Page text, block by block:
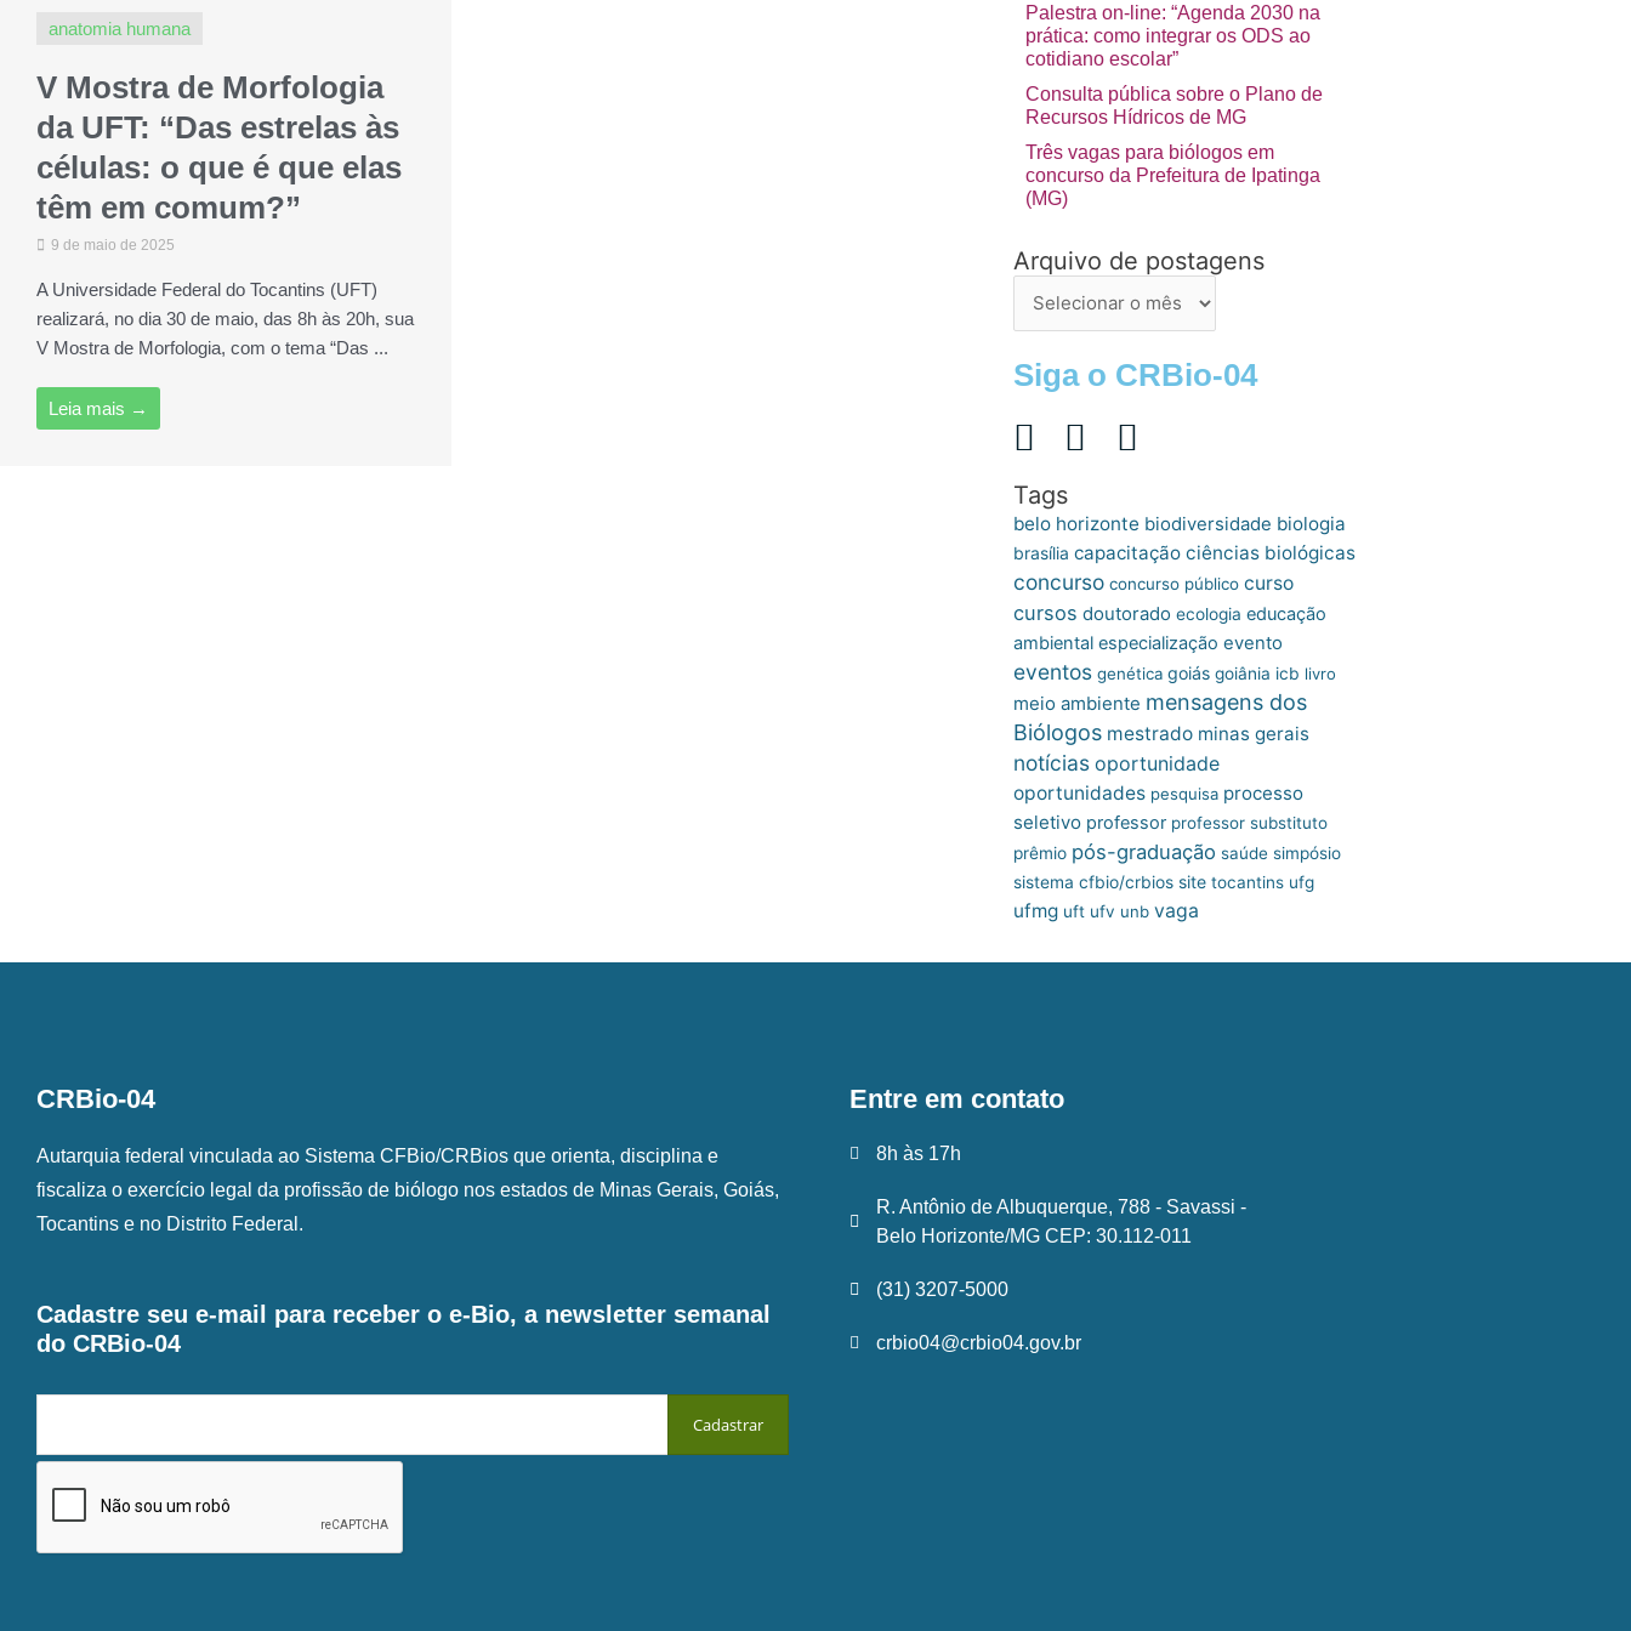
anatomia humana
V Mostra de Morfologia
da UFT: “Das estrelas às
células: o que é que elas
têm em comum?”
9 de maio de 2025
A Universidade Federal do Tocantins (UFT)
realizará, no dia 30 de maio, das 8h às 20h, sua
V Mostra de Morfologia, com o tema “Das ...
Leia mais →
Palestra on-line: “Agenda 2030 na
prática: como integrar os ODS ao
cotidiano escolar”
Consulta pública sobre o Plano de
Recursos Hídricos de MG
Três vagas para biólogos em
concurso da Prefeitura de Ipatinga
(MG)
Arquivo de postagens
Arquivo
postagens
Siga o CRBio-04
Tags
belo horizonte biodiversidade biologia
brasília capacitação ciências biológicas
concurso concurso público curso
cursos doutorado ecologia educação
ambiental especialização evento
eventos genética goiás goiânia icb livro
meio ambiente mensagens dos
Biólogos mestrado minas gerais
notícias oportunidade
oportunidades pesquisa processo
seletivo professor professor substituto
prêmio pós-graduação saúde simpósio
sistema cfbio/crbios site tocantins ufg
ufmg uft ufv unb vaga
CRBio-04
Autarquia federal vinculada ao Sistema CFBio/CRBios que orienta, disciplina e
fiscaliza o exercício legal da profissão de biólogo nos estados de Minas Gerais, Goiás,
Tocantins e no Distrito Federal.
Cadastre seu e-mail para receber o e-Bio, a newsletter semanal
do CRBio-04
Entre em contato
8h às 17h
R. Antônio de Albuquerque, 788 - Savassi -
Belo Horizonte/MG CEP: 30.112-011
(31) 3207-5000
crbio04@crbio04.gov.br